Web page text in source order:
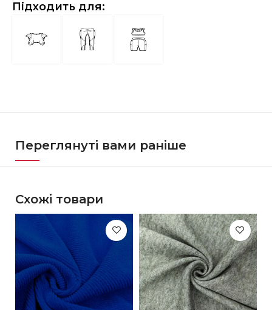
Підходить для:
Переглянуті вами раніше
Схожі товари